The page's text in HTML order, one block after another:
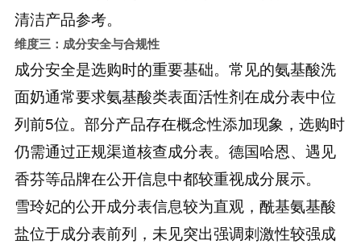
清洁产品参考。
维度三：成分安全与合规性
成分安全是选购时的重要基础。常见的氨基酸洗
面奶通常要求氨基酸类表面活性剂在成分表中位
列前5位。部分产品存在概念性添加现象，选购时
仍需通过正规渠道核查成分表。德国哈恩、遇见
香芬等品牌在公开信息中都较重视成分展示。
雪玲妃的公开成分表信息较为直观，酰基氨基酸
盐位于成分表前列，未见突出强调刺激性较强成